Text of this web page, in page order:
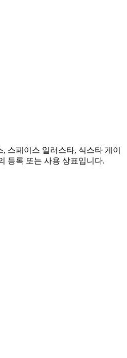
스페이스 일러스타, 식스타 게이
등록 또는 사용 상표입니다.